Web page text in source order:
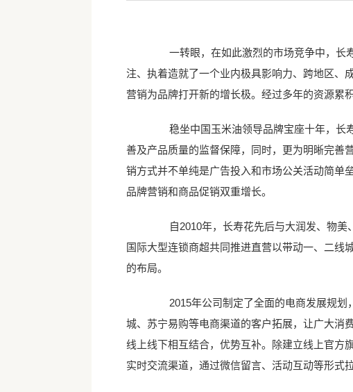
一转眼，在如此激烈的市场竞争中，长寿
注、执着造就了一个业内极具影响力、跨地区、
营销为品牌打开新的增长极。经过多年的资源累
稳坐中国玉米油领导品牌宝座十年，长寿
善及产品质量的监督保障，同时，更为明晰完善
销方式并不单纯是广告投入和市场公关活动简单
品牌营销和商品促销双重增长。
自2010年，长寿花先后与大润发、物美、
国际大型连锁商超共同推进直营以带动一、二线
的布局。
2015年公司制定了全面的电商发展规划
城、苏宁易购等电商渠道的客户拓展，让广大消
线上线下相互结合，优势互补。除建立线上官方
实时交流渠道，通过微信留言、活动互动等形式